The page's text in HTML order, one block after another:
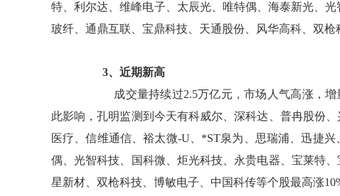
特、利尔达、维峰电子、太辰光、唯特偶、海泰新光、
玻纤、通鼎互联、宝鼎科技、天通股份、风华高科、双枪
3、近期新高
成交量持续过2.5万亿元，市场人气高涨，
此影响，孔明监测到今天有科威尔、深科达、普冉股份
医疗、信维通信、裕太微-U、*ST泉为、思瑞浦、迅捷
偶、光智科技、国科微、炬光科技、永贵电器、宝莱特
星新材、双枪科技、博敏电子、中国科传等个股最高涨